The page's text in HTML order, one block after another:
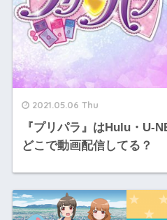
2021.05.06 Thu
『プリパラ』はHulu・U-
どこで動画配信してる？